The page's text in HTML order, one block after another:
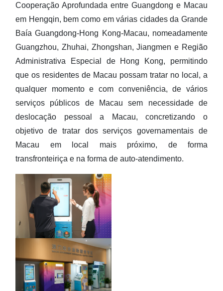
Tratamento de serviços de segurança social da Baía
Outras páginas temáticas
Voltar para página principal do FSS
Cooperação Aprofundada entre Guangdong e Macau
em Hengqin, bem como em várias cidades da Grande
Baía Guangdong-Hong Kong-Macau, nomeadamente
Guangzhou, Zhuhai, Zhongshan, Jiangmen e Região
Administrativa Especial de Hong Kong, permitindo
que os residentes de Macau possam tratar no local, a
qualquer momento e com conveniência, de vários
serviços públicos de Macau sem necessidade de
deslocação pessoal a Macau, concretizando o
objetivo de tratar dos serviços governamentais de
Macau em local mais próximo, de forma
transfronteiriça e na forma de auto-atendimento.